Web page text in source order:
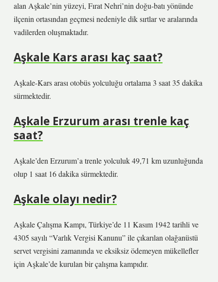
alan Aşkale’nin yüzeyi, Fırat Nehri’nin doğu-batı yönünde
ilçenin ortasından geçmesi nedeniyle dik sırtlar ve aralarında
vadilerden oluşmaktadır.
Aşkale Kars arası kaç saat?
Aşkale-Kars arası otobüs yolculuğu ortalama 3 saat 35 dakika
sürmektedir.
Aşkale Erzurum arası trenle kaç
saat?
Aşkale’den Erzurum’a trenle yolculuk 49,71 km uzunluğunda
olup 1 saat 16 dakika sürmektedir.
Aşkale olayı nedir?
Aşkale Çalışma Kampı, Türkiye’de 11 Kasım 1942 tarihli ve
4305 sayılı “Varlık Vergisi Kanunu” ile çıkarılan olağanüstü
servet vergisini zamanında ve eksiksiz ödemeyen mükellefler
için Aşkale’de kurulan bir çalışma kampıdır.